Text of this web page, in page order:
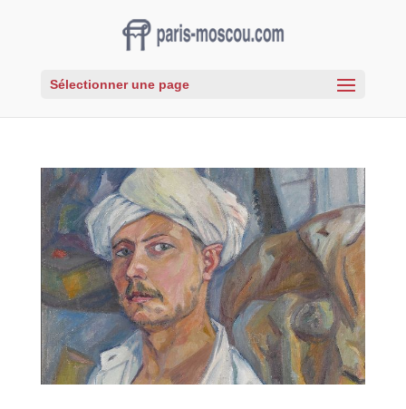
Sélectionner une page